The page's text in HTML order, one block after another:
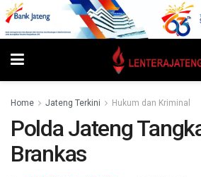
Home Jateng Terkini Hukum dan Kriminal
Polda Jateng
Brankas